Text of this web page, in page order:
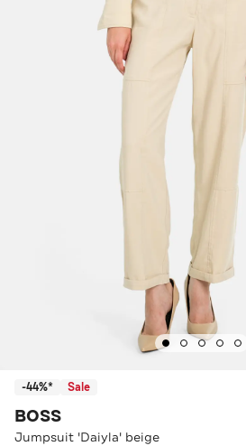
-44%* Sale
BOSS
Jumpsuit 'Daiyla' beige